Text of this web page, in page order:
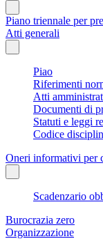
Piano triennale per
Atti generali
Piao
Riferimenti
Atti
Documenti di
Statuti e leggi
Codice
Oneri informativi per
Scadenzario
Burocrazia zero
Organizzazione